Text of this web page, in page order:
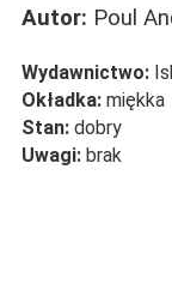
Autor: Poul
Wydawnictwo:
Okładka: miękka
Stan: dobry
Uwagi: brak